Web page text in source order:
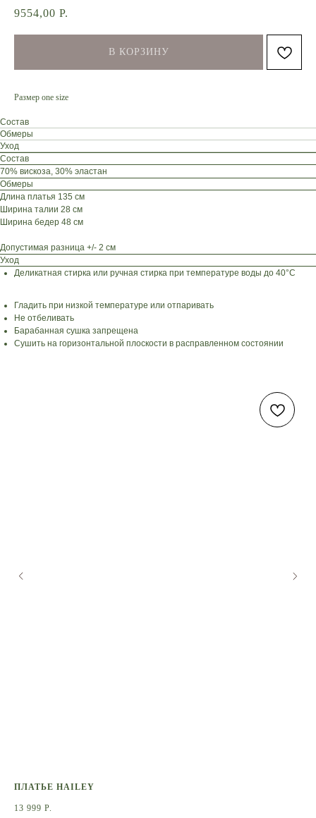
9554,00 Р.
В КОРЗИНУ
Размер one size
Состав
Обмеры
Уход
Состав
70% вискоза, 30% эластан
Обмеры
Длина платья 135 см
Ширина талии 28 см
Ширина бедер 48 см
Допустимая разница +/- 2 см
Уход
Деликатная стирка или ручная стирка при температуре воды до 40°C
Гладить при низкой температуре или отпаривать
Не отбеливать
Барабанная сушка запрещена
Сушить на горизонтальной плоскости в расправленном состоянии
ПЛАТЬЕ HAILEY
13 999 Р.